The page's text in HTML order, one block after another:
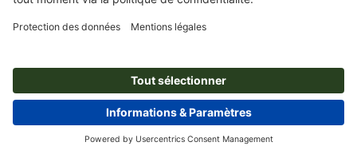
L'entreprise
Presse
Emplois & carrière
Service
Modes de paiement
Expédition
Blog
Tutoriels Photoshop
Modes de paiement